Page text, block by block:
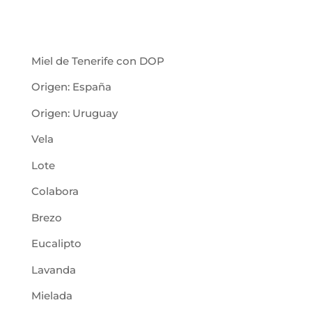
Miel de Tenerife con DOP
Origen: España
Origen: Uruguay
Vela
Lote
Colabora
Brezo
Eucalipto
Lavanda
Mielada